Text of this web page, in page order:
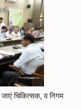
चिकित्सक, व निगम